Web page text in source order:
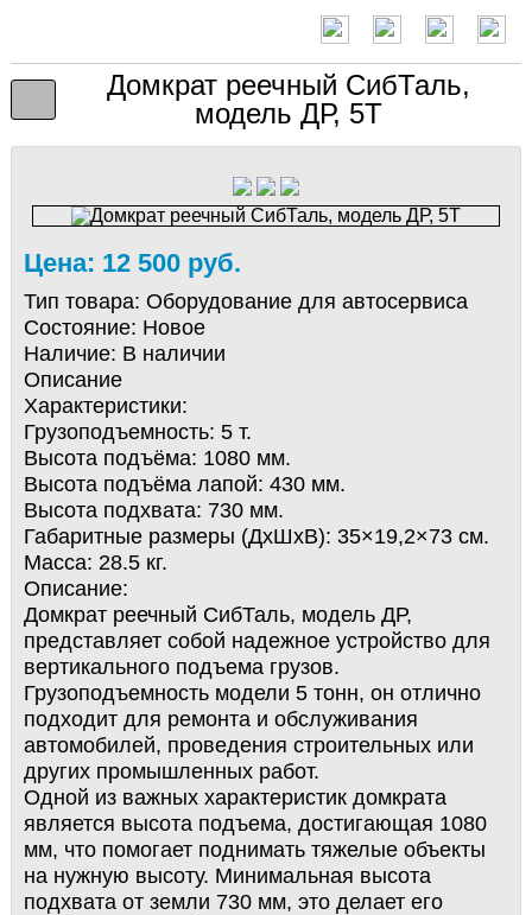
Домкрат реечный СибТаль,
модель ДР, 5Т
Цена: 12 500 руб.
Тип товара: Оборудование для автосервиса
Состояние: Новое
Наличие: В наличии
Описание
Характеристики:
Грузоподъемность: 5 т.
Высота подъёма: 1080 мм.
Высота подъёма лапой: 430 мм.
Высота подхвата: 730 мм.
Габаритные размеры (ДхШхВ): 35×19,2×73 см.
Масса: 28.5 кг.
Описание:
Домкрат реечный СибТаль, модель ДР,
представляет собой надежное устройство для
вертикального подъема грузов.
Грузоподъемность модели 5 тонн, он отлично
подходит для ремонта и обслуживания
автомобилей, проведения строительных или
других промышленных работ.
Одной из важных характеристик домкрата
является высота подъема, достигающая 1080
мм, что помогает поднимать тяжелые объекты
на нужную высоту. Минимальная высота
подхвата от земли 730 мм, это делает его